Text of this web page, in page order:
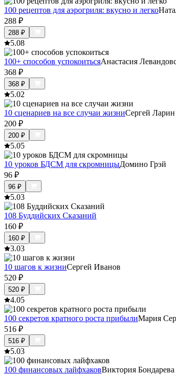
100 рецептов для аэрогриля: вкусно и легко
288 ₽
288 ₽
5.08
100+ способов успокоитьсяАнастасия
368 ₽
368 ₽
5.02
10 сценариев на все случаи жизниСергей Ларин
200 ₽
200 ₽
5.05
10 уроков БДСМ для скромницыДомино Грэй
96 ₽
96 ₽
5.03
108 Буддийских Сказаний
160 ₽
160 ₽
3.03
10 шагов к жизниСергей Иванов
520 ₽
520 ₽
4.05
100 секретов кратного роста прибылиМария
516 ₽
516 ₽
5.03
100 финансовых лайфхаковВиктория Бондарева